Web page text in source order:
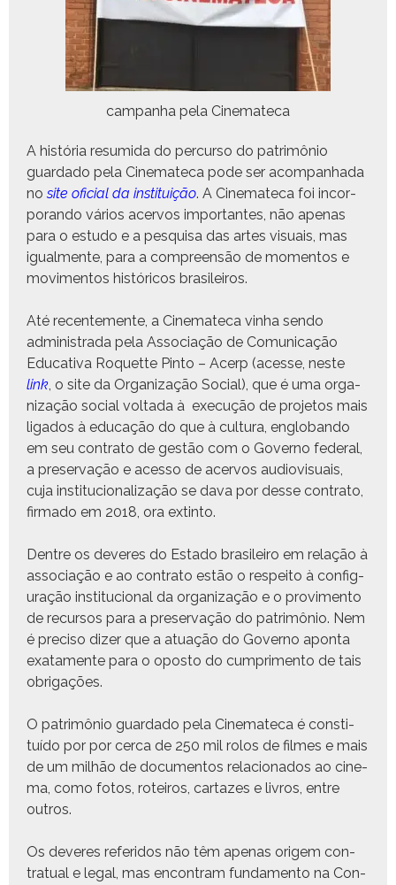
cam­pan­ha pela Cinemateca
A história resum­i­da do per­cur­so do patrimônio
guarda­do pela Cin­e­mate­ca pode ser acom­pan­ha­da
nosite ofi­cial da insti­tu­ição. A Cin­e­mate­ca foi incor­
po­ran­do vários acer­vos impor­tantes, não ape­nas
para o estu­do e a pesquisa das artes visuais, mas
igual­mente, para a com­preen­são de momen­tos e
movi­men­tos históri­cos brasileiros.
Até recen­te­mente, a Cin­e­mate­ca vin­ha sendo
admin­istra­da pela Asso­ci­ação de Comu­ni­cação
Educa­ti­va Roquette Pin­to – Acerp (acesse, neste
link, o site da Orga­ni­za­ção Social), que é uma orga­
ni­za­ção social volta­da à exe­cução de pro­je­tos mais
lig­a­dos à edu­cação do que à cul­tura, engloban­do
em seu con­tra­to de gestão com o Gov­er­no fed­er­al,
a preser­vação e aces­so de acer­vos audio­vi­suais,
cuja insti­tu­cional­iza­ção se dava por desse con­tra­to,
fir­ma­do em 2018, ora extinto.
Den­tre os deveres do Esta­do brasileiro em relação à
asso­ci­ação e ao con­tra­to estão o respeito à con­fig­
u­ração insti­tu­cional da orga­ni­za­ção e o provi­men­to
de recur­sos para a preser­vação do patrimônio. Nem
é pre­ciso diz­er que a atu­ação do Gov­er­no apon­ta
exata­mente para o opos­to do cumpri­men­to de tais
obrigações.
O patrimônio guarda­do pela Cin­e­mate­ca é con­sti­
tuí­do por por cer­ca de 250 mil rolos de filmes e mais
de um mil­hão de doc­u­men­tos rela­ciona­dos ao cin­e­
ma, como fotos, roteiros, car­tazes e livros, entre
outros.
Os deveres referi­dos não têm ape­nas origem con­
trat­u­al e legal, mas encon­tram fun­da­men­to na Con­